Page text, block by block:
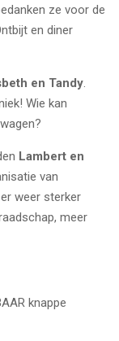
ze voor de
en diner
en Tandy.
Wie kan
Lambert en
van
weer sterker
meer
knappe